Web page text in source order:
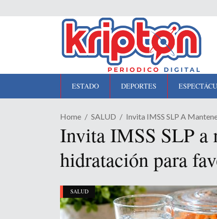
ESTADO DEPORTES
Home SALUD Invita IMSS SLP A
Invita IMSS SLP a
hidratación para
SALUD